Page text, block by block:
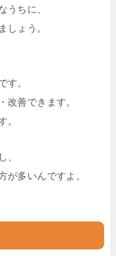
うちに、
しょう。
す。
改善できます。
。
、
が多いんですよ。